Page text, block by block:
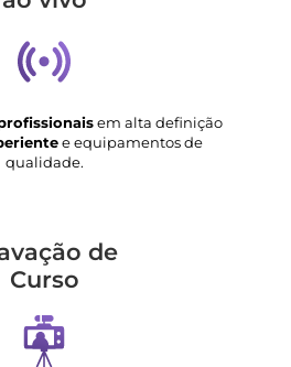
em alta definição
e equipamentos de
qualidade.
de
Curso